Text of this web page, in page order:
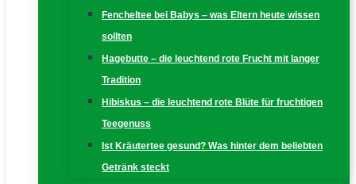
Fencheltee bei Babys – was Eltern heute wissen
sollten
Hagebutte – die leuchtend rote Frucht mit langer
Tradition
Hibiskus – die leuchtend rote Blüte für fruchtigen
Teegenuss
Ist Kräutertee gesund? Was hinter dem beliebten
Getränk steckt